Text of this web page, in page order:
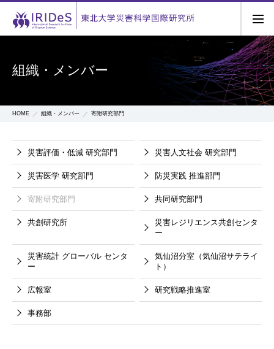
組織・メンバー
HOME 組織・メンバー 寄附研究部門
災害評価・低減 研究部門 災害人文社会 研究部門
災害医学 研究部門 防災実践 推進部門
寄附研究部門 共同研究部門
共創研究所
災害レジリエンス共創センタ
ー
災害統計 グローバル センタ
ー
気仙沼分室（気仙沼サテライ
ト）
広報室 研究戦略推進室
事務部